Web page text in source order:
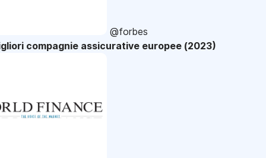
@forbes
compagnie assicurative europee (2023)